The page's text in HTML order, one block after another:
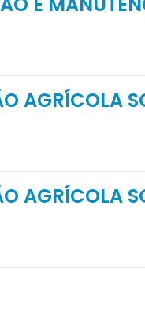
AGRÍCOLA
AGRÍCOLA